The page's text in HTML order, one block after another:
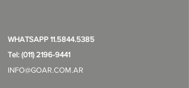
WHATSAPP 11.5844.5385
Tel: (011) 2196-9441
INFO@GOAR.COM.AR